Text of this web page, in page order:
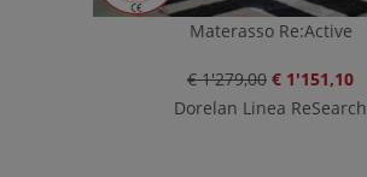
Materasso Re:Active
€ 1'279,00 € 1'151,10
Dorelan Linea ReSearch